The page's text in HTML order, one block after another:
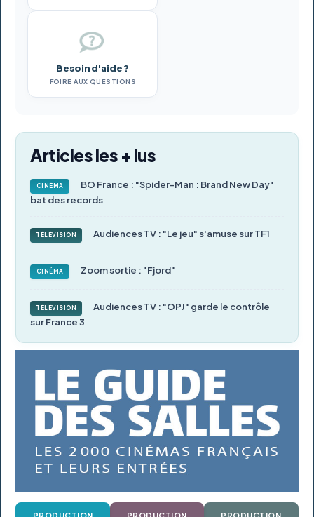
Besoin d'aide ?
FOIRE AUX QUESTIONS
Articles les + lus
CINÉMA
BO France : "Spider-Man : Brand New Day"
bat des records
TÉLÉVISION Audiences TV : "Le jeu" s'amuse sur TF1
CINÉMA Zoom sortie : "Fjord"
TÉLÉVISION
Audiences TV : "OPJ" garde le contrôle
sur France 3
PRODUCTION PRODUCTION PRODUCTION